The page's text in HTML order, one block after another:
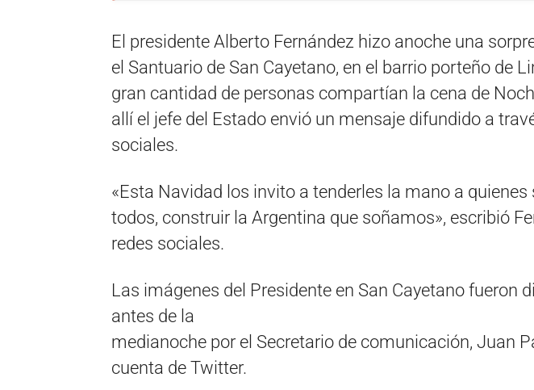
El presidente Alberto Fernández hizo anoche una
el Santuario de San Cayetano, en el barrio porteño de
gran cantidad de personas compartían la cena de
allí el jefe del Estado envió un mensaje difundido a
sociales.
«Esta Navidad los invito a tenderles la mano a quienes
todos, construir la Argentina que soñamos», escribió
redes sociales.
Las imágenes del Presidente en San Cayetano fueron
antes de la
medianoche por el Secretario de comunicación, Juan
cuenta de Twitter.